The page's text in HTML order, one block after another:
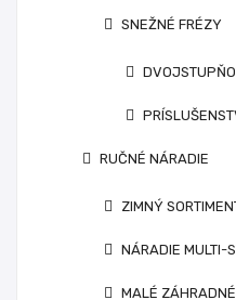
SNEŽNÉ FRÉZY
RUČNÉ NÁRADIE
ZIMNÝ
NÁRADIE MULTI-
MALÉ